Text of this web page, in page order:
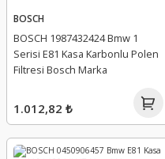
BOSCH
BOSCH 1987432424 Bmw 1
Serisi E81 Kasa Karbonlu Polen
Filtresi Bosch Marka
1.012,82 ₺